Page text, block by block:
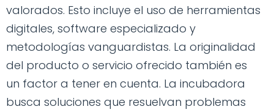
valorados. Esto incluye el uso de herramientas
digitales, software especializado y
metodologías vanguardistas. La originalidad
del producto o servicio ofrecido también es
un factor a tener en cuenta. La incubadora
busca soluciones que resuelvan problemas